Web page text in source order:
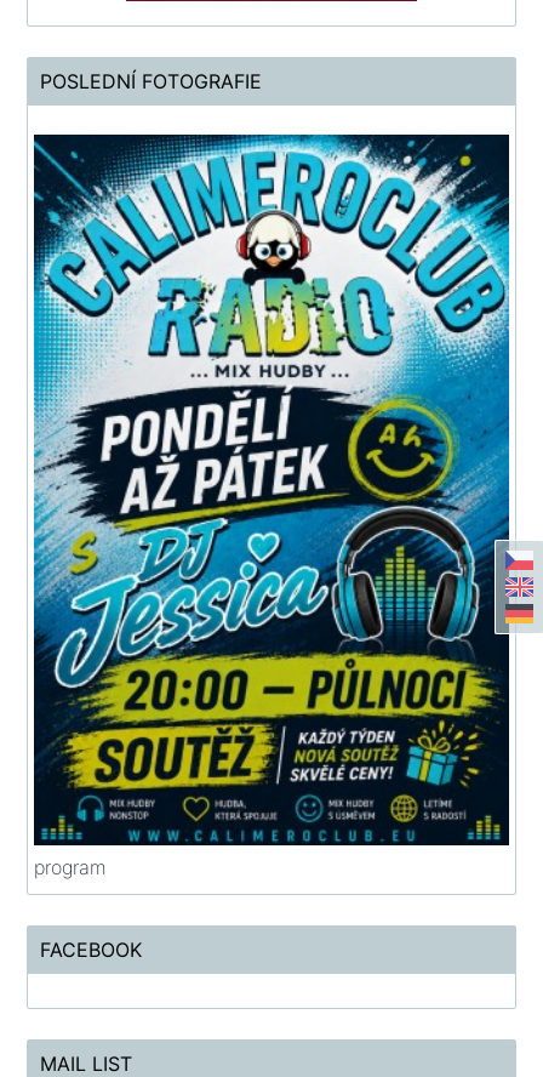
POSLEDNÍ FOTOGRAFIE
program
FACEBOOK
MAIL LIST